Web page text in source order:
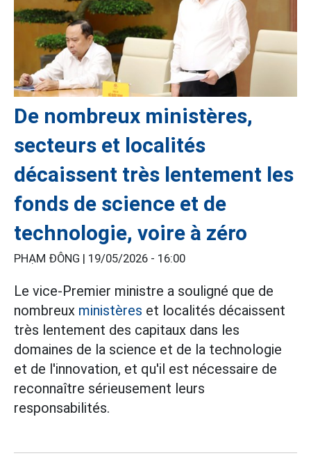
De nombreux ministères,
secteurs et localités
décaissent très lentement les
fonds de science et de
technologie, voire à zéro
PHẠM ĐÔNG | 19/05/2026 - 16:00
Le vice-Premier ministre a souligné que de
nombreux ministères et localités décaissent
très lentement des capitaux dans les
domaines de la science et de la technologie
et de l'innovation, et qu'il est nécessaire de
reconnaître sérieusement leurs
responsabilités.